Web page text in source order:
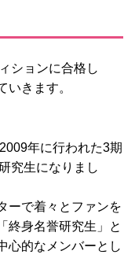
ションに合格し
いきます。
年に行われた3期
究生になりまし
ーで着々とファンを
終身名誉研究生」と
心的なメンバーとし